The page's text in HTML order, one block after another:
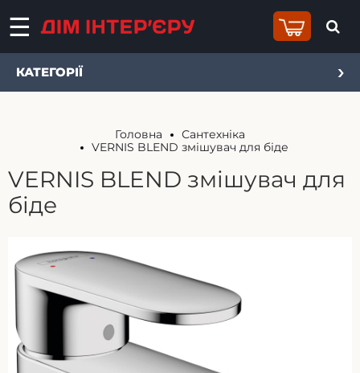
КАТЕГОРІЇ
Головна
Сантехніка
VERNIS BLEND змішувач для біде
VERNIS BLEND змішувач для
біде